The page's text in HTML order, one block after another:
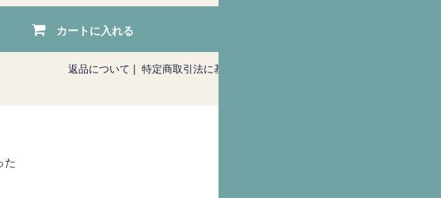
カートに入れる
返品について | 特定商取引法に基づく表記
た